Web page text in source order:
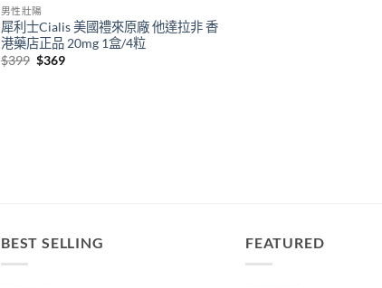
男性壯陽
犀利士Cialis 美國禮來原廠 他達拉非 香
港藥店正品 20mg 1盒/4粒
$399 Original
$369Current
BEST SELLING FEATURED